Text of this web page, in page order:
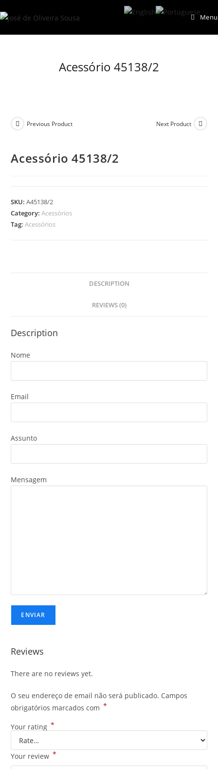
to
Menu
Acessório 45138/2
Previous Product Next Product
Acessório 45138/2
SKU:A45138/2
Category:Acessórios
Tag:Acessórios
DESCRIPTION
REVIEWS (0)
Description
Nome
Email
Assunto
Mensagem
Reviews
There are no reviews yet.
O seu endereço de email não será publicado. Campos
obrigatórios marcados com *
Your rating *
Your review *